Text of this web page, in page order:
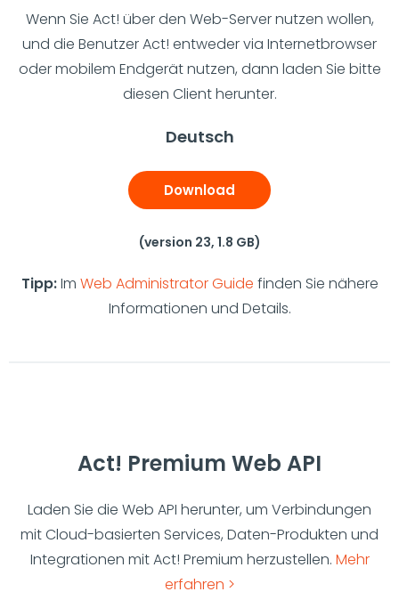
Wenn Sie Act! über den Web-Server nutzen wollen,
und die Benutzer Act! entweder via Internetbrowser
oder mobilem Endgerät nutzen, dann laden Sie bitte
diesen Client herunter.
Deutsch
Download
(version 23, 1.8 GB)
Tipp:Im Web Administrator Guide finden Sie nähere
Informationen und Details.
Act! Premium Web API
Laden Sie die Web API herunter, um Verbindungen
mit Cloud-basierten Services, Daten-Produkten und
Integrationen mit Act! Premium herzustellen. Mehr
erfahren >